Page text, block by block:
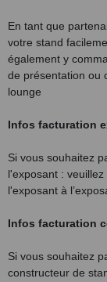
En tant que
votre stand
également y
de présentation ou
lounge
Infos facturation
Si vous souhaitez
l'exposant :
l'exposant à
Infos facturation
Si vous souhaitez
constructeur de